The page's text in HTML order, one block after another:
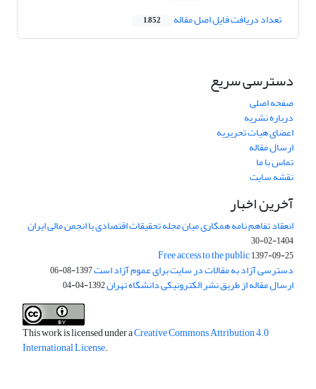
تعداد دریافت فایل اصل مقاله 1,852
دسترسی سریع
صفحه اصلی
درباره نشریه
اعضای هیات تحریریه
ارسال مقاله
تماس با ما
نقشه سایت
آخرین اخبار
انعقاد تفاهم نامه همکاری میان مجله تحقیقات اقتصادی با انجمن مالی ایران
1404-02-30
Free access to the public1397-09-25
دسترسی آزاد به مقالات در سایت برای عموم آزاد است1397-08-06
ارسال مقاله از طریق نشر الکترونیکی دانشگاه تهران1392-04-04
This work is licensed under aCreative Commons Attribution 4.0
International License.